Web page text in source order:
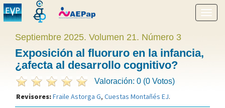
menú
Septiembre 2025. Volumen 21. Número 3
Exposición al fluoruro en la infancia,
¿afecta al desarrollo cognitivo?
Valoración: 0 (0 Votos)
Revisores:Fraile Astorga G, Cuestas Montañés EJ.